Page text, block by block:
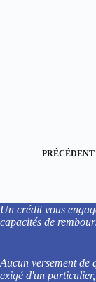
PRÉCÉDENT
Un crédit vous
capacités de
Aucun versement de
exigé d'un